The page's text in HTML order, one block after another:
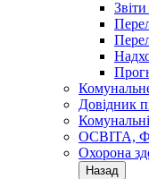
Довідник
ОСВІТА,
Охорона
Назад